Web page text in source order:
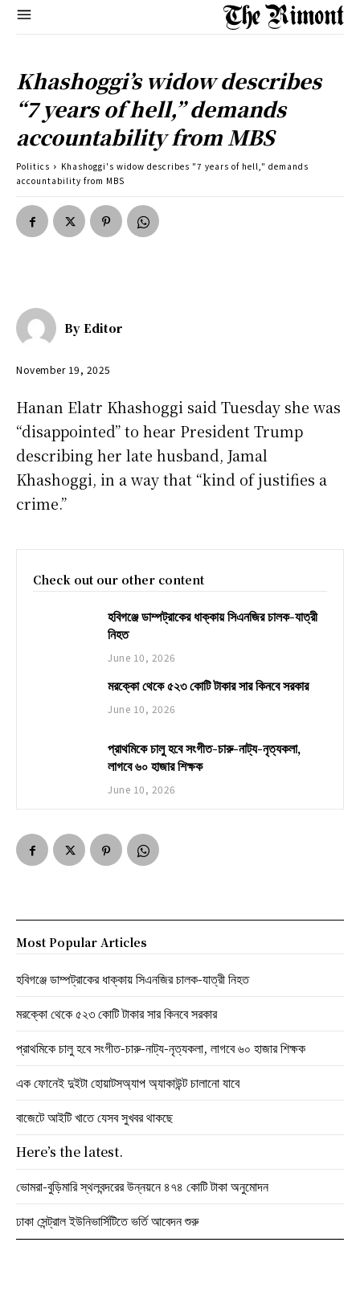
Khashoggi’s widow describes
“7 years of hell,” demands
accountability from MBS
Politics
Khashoggi's widow describes "7 years of hell," demands
accountability from MBS
By Editor
November 19, 2025
Hanan Elatr Khashoggi said Tuesday she was
“disappointed” to hear President Trump
describing her late husband, Jamal
Khashoggi, in a way that “kind of justifies a
crime.”
Check out our other content
হবিগঞ্জে ডাম্পট্রাকের ধাক্কায় সিএনজির চালক-যাত্রী
নিহত
June 10, 2026
মরক্কো থেকে ৫২৩ কোটি টাকার সার কিনবে সরকার
June 10, 2026
প্রাথমিকে চালু হবে সংগীত-চারু-নাট্য-নৃত্যকলা,
লাগবে ৬০ হাজার শিক্ষক
June 10, 2026
Most Popular Articles
হবিগঞ্জে ডাম্পট্রাকের ধাক্কায় সিএনজির চালক-যাত্রী নিহত
মরক্কো থেকে ৫২৩ কোটি টাকার সার কিনবে সরকার
প্রাথমিকে চালু হবে সংগীত-চারু-নাট্য-নৃত্যকলা, লাগবে ৬০ হাজার শিক্ষক
এক ফোনেই দুইটা হোয়াটসঅ্যাপ অ্যাকাউন্ট চালানো যাবে
বাজেটে আইটি খাতে যেসব সুখবর থাকছে
Here’s the latest.
ভোমরা-বুড়িমারি স্থলবন্দরের উন্নয়নে ৪৭৪ কোটি টাকা অনুমোদন
ঢাকা সেন্ট্রাল ইউনিভার্সিটিতে ভর্তি আবেদন শুরু